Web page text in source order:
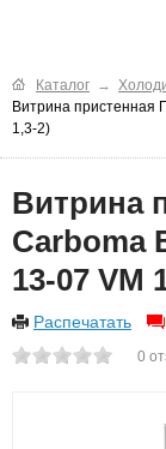
Каталог →
Витрина пристенная
1,3-2)
Витрина
Carboma
13-07 VM
Распечатать
0